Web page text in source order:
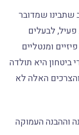
שמדובר
לבעלים
ומנטליים
היא תולדה
האלה לא
וההבנה העמוקה